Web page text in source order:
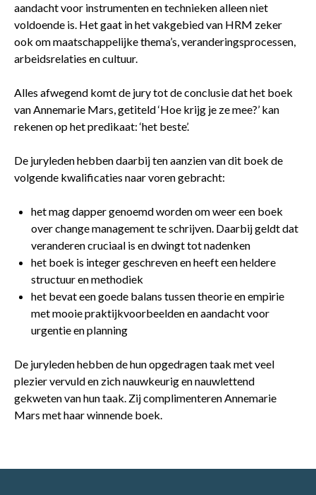
aandacht voor instrumenten en technieken alleen niet
voldoende is. Het gaat in het vakgebied van HRM zeker
ook om maatschappelijke thema’s, veranderingsprocessen,
arbeidsrelaties en cultuur.
Alles afwegend komt de jury tot de conclusie dat het boek
van Annemarie Mars, getiteld ‘Hoe krijg je ze mee?’ kan
rekenen op het predikaat: ‘het beste’.
De juryleden hebben daarbij ten aanzien van dit boek de
volgende kwalificaties naar voren gebracht:
het mag dapper genoemd worden om weer een boek
over change management te schrijven. Daarbij geldt dat
veranderen cruciaal is en dwingt tot nadenken
het boek is integer geschreven en heeft een heldere
structuur en methodiek
het bevat een goede balans tussen theorie en empirie
met mooie praktijkvoorbeelden en aandacht voor
urgentie en planning
De juryleden hebben de hun opgedragen taak met veel
plezier vervuld en zich nauwkeurig en nauwlettend
gekweten van hun taak. Zij complimenteren Annemarie
Mars met haar winnende boek.